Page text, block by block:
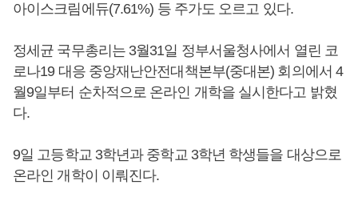
아이스크림에듀(7.61%) 등 주가도 오르고 있다.
정세균 국무총리는 3월31일 정부서울청사에서 열린 코
로나19 대응 중앙재난안전대책본부(중대본) 회의에서 4
월9일부터 순차적으로 온라인 개학을 실시한다고 밝혔
다.
9일 고등학교 3학년과 중학교 3학년 학생들을 대상으로
온라인 개학이 이뤄진다.